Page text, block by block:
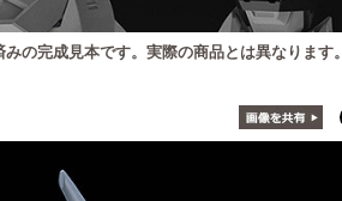
の完成見本です。実際の商品とは異なります。